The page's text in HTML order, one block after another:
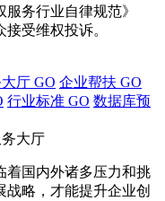
务行业自律规范》
受维权投诉。
厅 GO 企业帮扶 GO
行业标准 GO 数据库预
着国内外诸多压力和挑
略，才能提升企业创